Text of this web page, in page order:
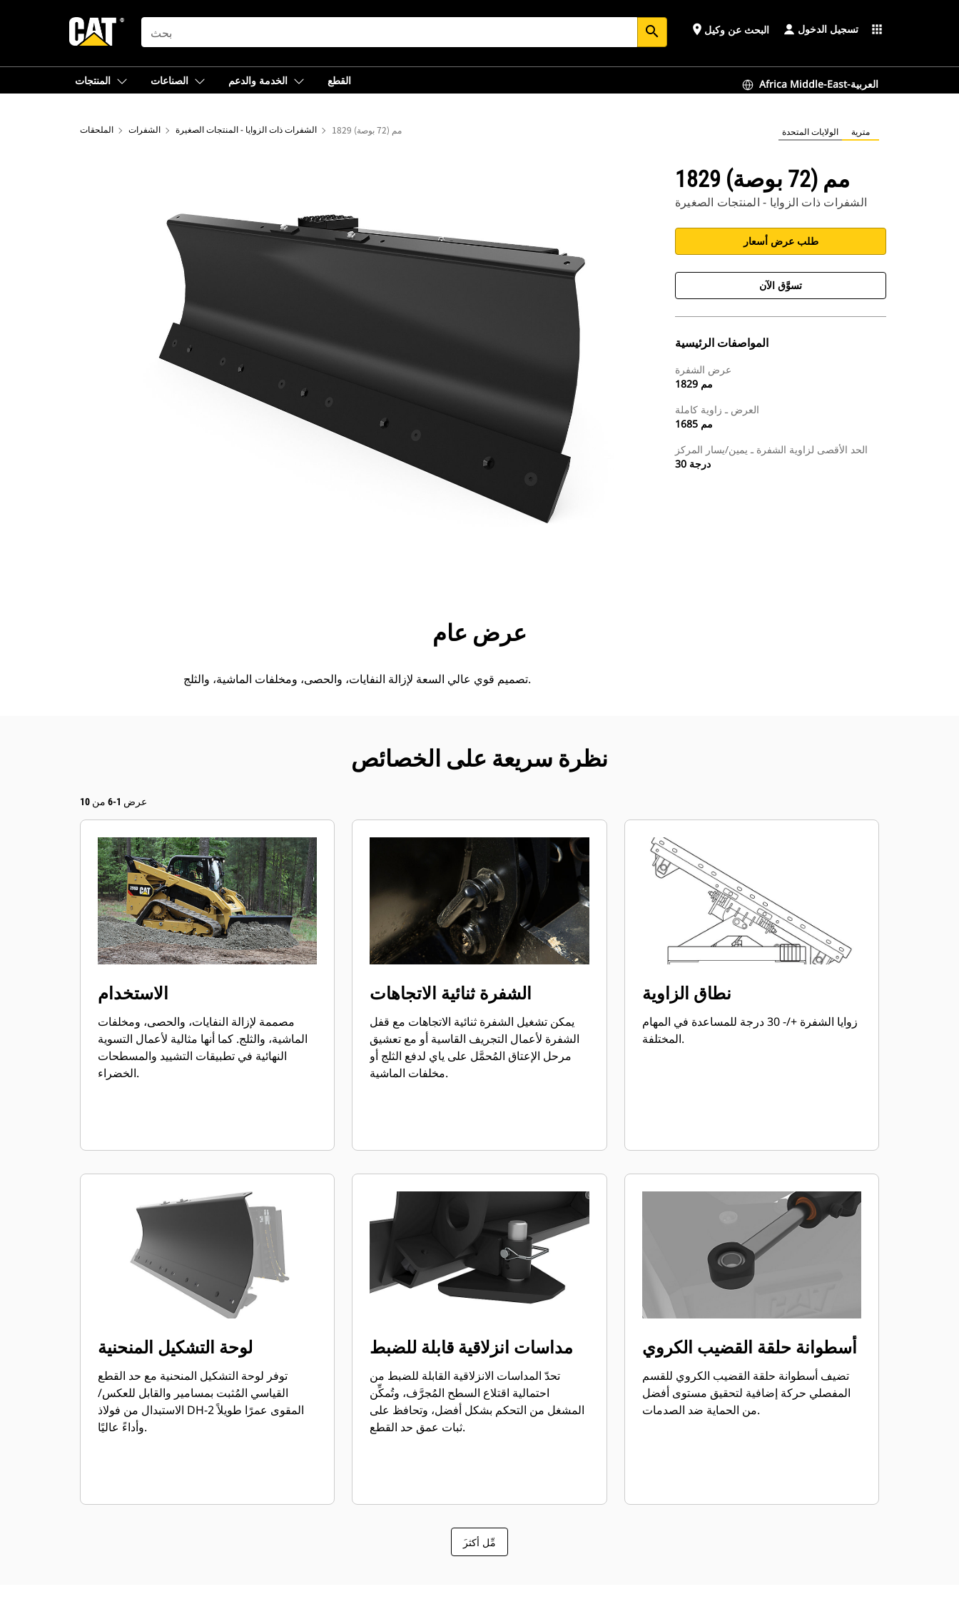
SEARCH search place البحث عن وكيل تسجيل الدخول apps
المنتجات الصناعات الخدمة والدعم القطع Africa Middle-East-العربية
الملحقات الشفرات الشفرات ذات الزوايا - المنتجات الصغيرة 1829 مم (72 بوصة) الولايات المتحدة مترية
1829 مم (72 بوصة)
الشفرات ذات الزوايا - المنتجات الصغيرة
طلب عرض أسعار
تسوَّق الآن
المواصفات الرئيسية
عرض الشفرة
1829 مم
العرض ـ زاوية كاملة
1685 مم
الحد الأقصى لزاوية الشفرة ـ يمين/يسار المركز
30 درجة
الأدوات
عرض عام
تصميم قوي عالي السعة لإزالة النفايات، والحصى، ومخلفات الماشية، والثلج.
نظرة سريعة على الخصائص
عرض 1-6 من 10
الاستخدام
مصممة لإزالة النفايات، والحصى، ومخلفات
الماشية، والثلج. كما أنها مثالية لأعمال التسوية
النهائية في تطبيقات التشييد والمسطحات
الخضراء.
الشفرة ثنائية الاتجاهات
يمكن تشغيل الشفرة ثنائية الاتجاهات مع قفل
الشفرة لأعمال التجريف القاسية أو مع تعشيق
مرحل الإعتاق المُحمَّل على ياي لدفع الثلج أو
مخلفات الماشية.
نطاق الزاوية
زوايا الشفرة +/- 30 درجة للمساعدة في المهام
المختلفة.
لوحة التشكيل المنحنية
توفر لوحة التشكيل المنحنية مع حد القطع
القياسي المُثبت بمسامير والقابل للعكس/
الاستبدال من فولاذ DH-2 المقوى عمرًا طويلاً
وأداءً عاليًا.
مداسات انزلاقية قابلة للضبط
تحدّ المداسات الانزلاقية القابلة للضبط من
احتمالية اقتلاع السطح المُجرَّف، وتُمكِّن
المشغل من التحكم بشكل أفضل، وتحافظ على
ثبات عمق حد القطع.
أسطوانة حلقة القضيب الكروي
تضيف أسطوانة حلقة القضيب الكروي للقسم
المفصلي حركة إضافية لتحقيق مستوى أفضل
من الحماية ضد الصدمات.
َمِّل أكثر